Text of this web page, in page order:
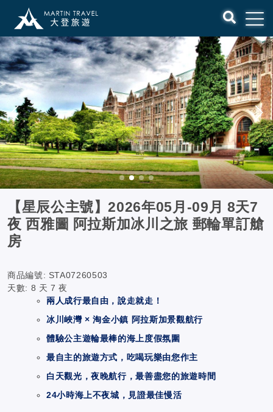
【星辰公主號】2026年05月-09月 8天7
夜 西雅圖 阿拉斯加冰川之旅 郵輪單訂艙
房
商品編號: STA07260503
天數: 8 天 7 夜
兩人成行最自由，說走就走！
冰川峽灣 × 淘金小鎮 阿拉斯加景觀航行
體驗公主遊輪最棒的海上度假氛圍
最自主的旅遊方式，吃喝玩樂由您作主
白天觀光，夜晚航行，最善盡您的旅遊時間
24小時海上不夜城，見證最佳慢活